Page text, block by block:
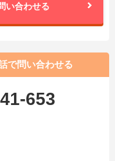
い合わせる
で問い合わせる
653